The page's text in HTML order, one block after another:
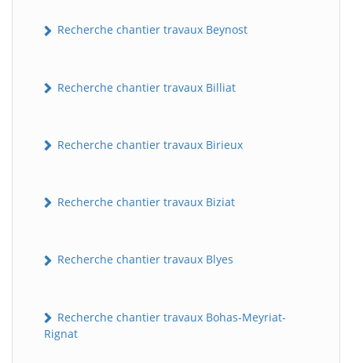
Recherche chantier travaux Beynost
Recherche chantier travaux Billiat
Recherche chantier travaux Birieux
Recherche chantier travaux Biziat
Recherche chantier travaux Blyes
Recherche chantier travaux Bohas-Meyriat-
Rignat